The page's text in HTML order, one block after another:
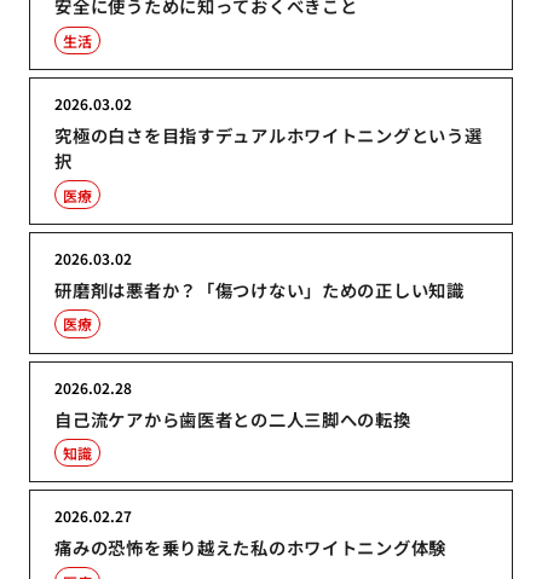
安全に使うために知っておくべきこと
生活
究極の白さを目指すデュアルホワイトニングという選
択
2026.03.02
医療
研磨剤は悪者か？「傷つけない」ための正しい知識
2026.03.02
医療
自己流ケアから歯医者との二人三脚への転換
2026.02.28
知識
痛みの恐怖を乗り越えた私のホワイトニング体験
2026.02.27